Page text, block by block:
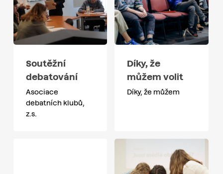
Soutěžní
debatování
Asociace
debatních klubů,
z.s.
Díky, že
můžem volit
Díky, že můžem